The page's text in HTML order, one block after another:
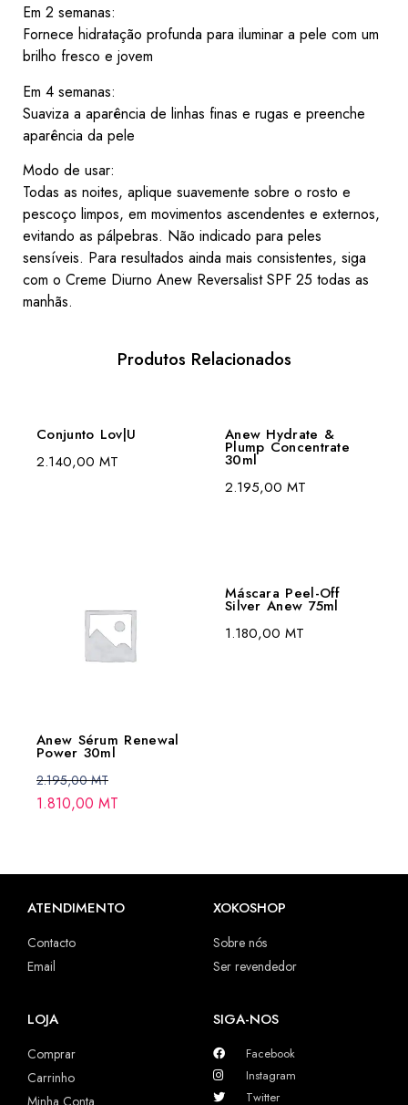
Em 2 semanas:
Fornece hidratação profunda para iluminar a pele com um
brilho fresco e jovem
Em 4 semanas:
Suaviza a aparência de linhas finas e rugas e preenche
aparência da pele
Modo de usar:
Todas as noites, aplique suavemente sobre o rosto e
pescoço limpos, em movimentos ascendentes e externos,
evitando as pálpebras. Não indicado para peles
sensíveis. Para resultados ainda mais consistentes, siga
com o Creme Diurno Anew Reversalist SPF 25 todas as
manhãs.
Produtos Relacionados
Conjunto Lov|U
2.140,00 MT
Anew Hydrate &
Plump Concentrate
30ml
2.195,00 MT
Anew Sérum Renewal
Power 30ml
2.195,00MT
1.810,00 MT
Máscara Peel-Off
Silver Anew 75ml
1.180,00 MT
ATENDIMENTO
Contacto
Email
XOKOSHOP
Sobre nós
Ser revendedor
LOJA
Comprar
Carrinho
Minha Conta
SIGA-NOS
Facebook
Instagram
Twitter